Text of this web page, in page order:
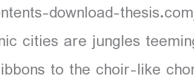
cities are jungles
to the choir-like